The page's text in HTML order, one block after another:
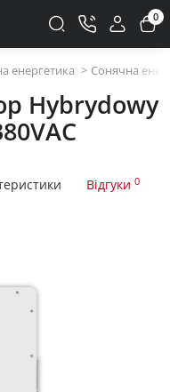
0
енергетика Сонячна
Hybrydowy
Відгуки 0